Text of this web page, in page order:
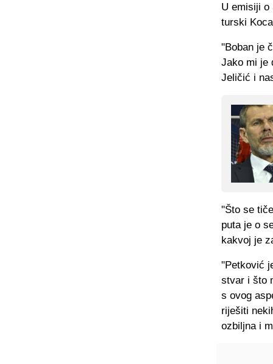
U emisiji o
turski
"Boban je
Jako mi je
Jeličić i
"Što se
puta je o
kakvoj je
"Petković
stvar i što
s ovog
riješiti
ozbiljna i